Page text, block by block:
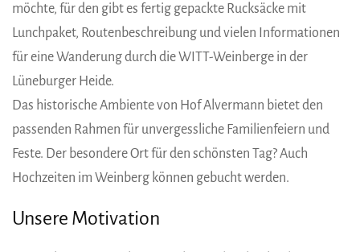
möchte, für den gibt es fertig gepackte Rucksäcke mit
Lunchpaket, Routenbeschreibung und vielen Informationen
für eine Wanderung durch die WITT-Weinberge in der
Lüneburger Heide.
Das historische Ambiente von Hof Alvermann bietet den
passenden Rahmen für unvergessliche Familienfeiern und
Feste. Der besondere Ort für den schönsten Tag? Auch
Hochzeiten im Weinberg können gebucht werden.
Unsere Motivation